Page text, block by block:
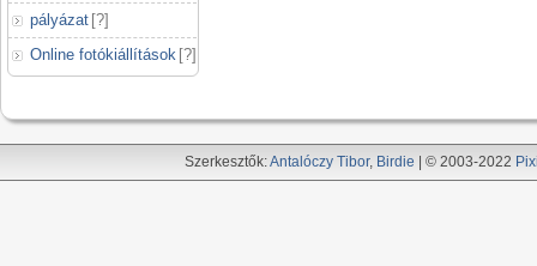
pályázat [?]
Online fotókiállítások [?]
Szerkesztők:Antalóczy Tibor, Birdie | © 2003-2022